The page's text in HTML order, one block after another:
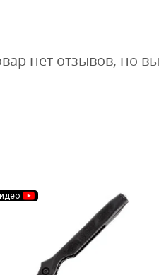
нет отзывов, но